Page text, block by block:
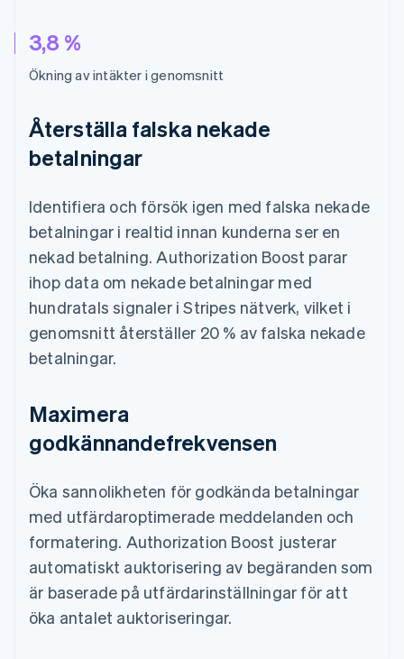
3,8 %
Ökning av intäkter i genomsnitt
Återställa falska nekade
betalningar
Identifiera och försök igen med falska nekade
betalningar i realtid innan kunderna ser en
nekad betalning. Authorization Boost parar
ihop data om nekade betalningar med
hundratals signaler i Stripes nätverk, vilket i
genomsnitt återställer 20 % av falska nekade
betalningar.
Maximera
godkännandefrekvensen
Öka sannolikheten för godkända betalningar
med utfärdaroptimerade meddelanden och
formatering. Authorization Boost justerar
automatiskt auktorisering av begäranden som
är baserade på utfärdarinställningar för att
öka antalet auktoriseringar.